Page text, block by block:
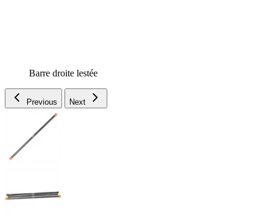
Barre droite lestée
Previous Next